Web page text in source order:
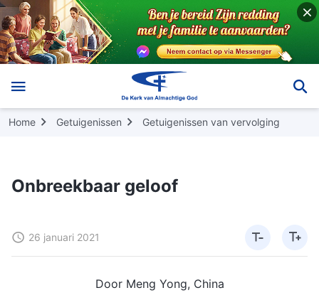
Home Getuigenissen Getuigenissen van vervolging
Onbreekbaar geloof
26 januari 2021
Door Meng Yong, China